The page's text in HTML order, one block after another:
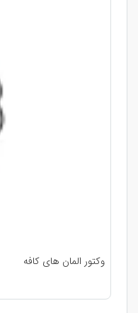
وکتور المان های کافه